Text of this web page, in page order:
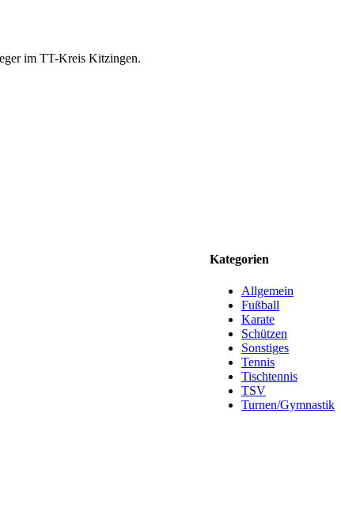
im TT-Kreis Kitzingen.
Kategorien
Allgemein
Fußball
Karate
Schützen
Sonstiges
Tennis
Tischtennis
TSV
Turnen/Gymnastik